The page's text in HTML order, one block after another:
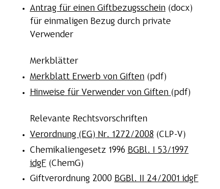
Antrag für einen Giftbezugsschein(docx)
für einmaligen Bezug durch private
Verwender
Merkblätter
Merkblatt Erwerb von Giften(pdf)
Hinweise für Verwender von Giften (pdf)
Relevante Rechtsvorschriften
Verordnung (EG) Nr. 1272/2008 (CLP-V)
Chemikaliengesetz 1996 BGBl. I 53/1997
idgF (ChemG)
Giftverordnung 2000 BGBl. II 24/2001 idgF